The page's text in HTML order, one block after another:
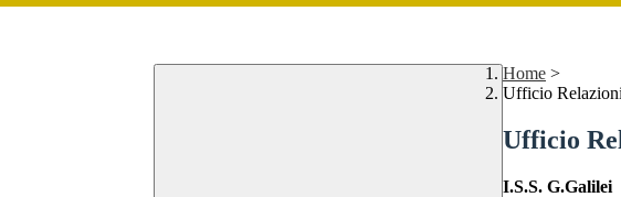
Home >
Ufficio
Ufficio
I.S.S. G.Galilei